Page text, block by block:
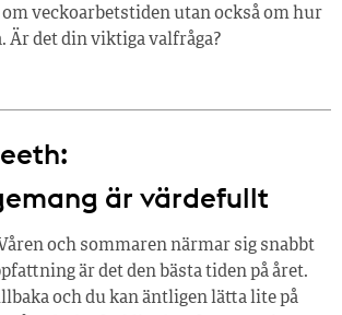
veckoarbetstiden utan också om hur
Är det din viktiga valfråga?
är värdefullt
och sommaren närmar sig snabbt
är det den bästa tiden på året.
och du kan äntligen lätta lite på